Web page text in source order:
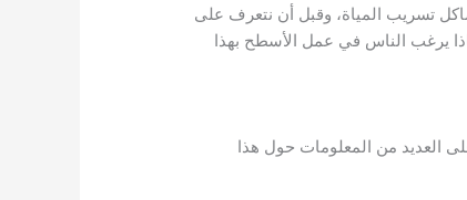
تسريب المياة، وقبل أن نتعرف على
يرغب الناس في عمل الأسطح بهذا
العديد من المعلومات حول هذا